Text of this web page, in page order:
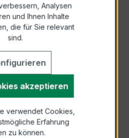
schriftlich
exportieren
EASKD 31.5
ist ein kompakter,
Analysen
und Ihnen Inhalte
die für Sie relevant
sind.
akzeptieren
verwendet Cookies,
Erfahrung
zu können.